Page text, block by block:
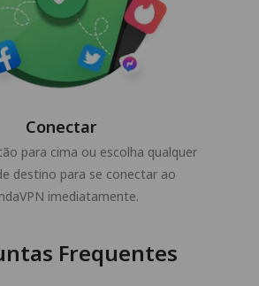
Conectar
para cima ou escolha qualquer
destino para se conectar ao
imediatamente.
Frequentes